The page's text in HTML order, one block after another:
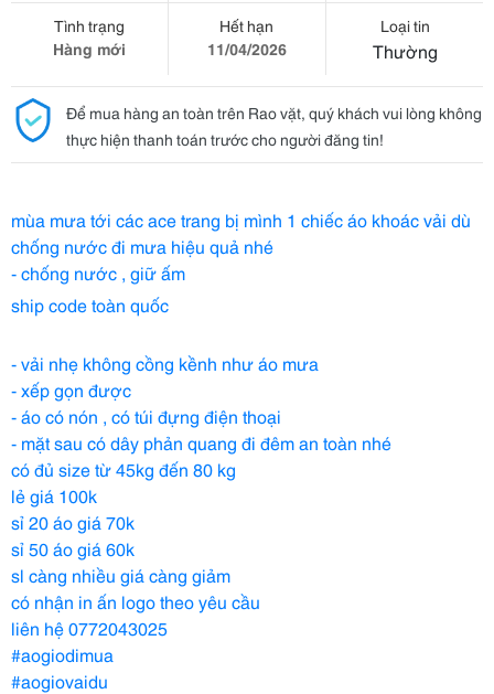
Tình trạng
Hàng mới
Hết hạn
11/04/2026
Loại tin
Thường
Để mua hàng an toàn trên Rao vặt, quý khách vui lòng không
thực hiện thanh toán trước cho người đăng tin!
mùa mưa tới các ace trang bị mình 1 chiếc áo khoác vải dù
chống nước đi mưa hiệu quả nhé
- chống nước , giữ ấm
ship code toàn quốc
- vải nhẹ không cồng kềnh như áo mưa
- xếp gọn được
- áo có nón , có túi đựng điện thoại
- mặt sau có dây phản quang đi đêm an toàn nhé
có đủ size từ 45kg đến 80 kg
lẻ giá 100k
sỉ 20 áo giá 70k
sỉ 50 áo giá 60k
sl càng nhiều giá càng giảm
có nhận in ấn logo theo yêu cầu
liên hệ 0772043025
#aogiodimua
#aogiovaidu